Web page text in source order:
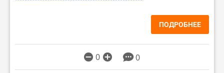
ПОДРОБНЕЕ
0 0